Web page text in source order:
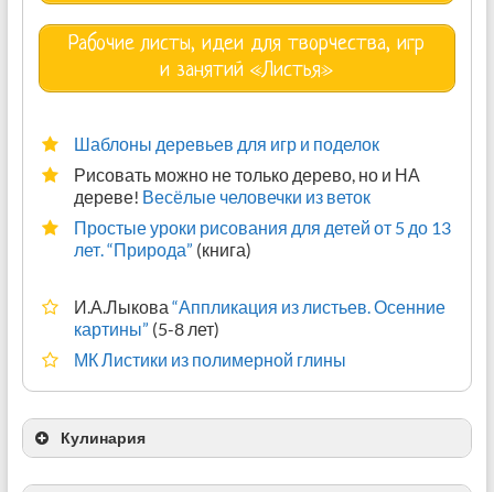
Рабочие листы, идеи для творчества, игр
и занятий «Листья»
Шаблоны деревьев для игр и поделок
Рисовать можно не только дерево, но и НА
дереве! Весёлые человечки из веток
Простые уроки рисования для детей от 5 до 13
лет. “Природа” (книга)
И.А.Лыкова “Аппликация из листьев. Осенние
картины” (5-8 лет)
МК Листики из полимерной глины
Кулинария